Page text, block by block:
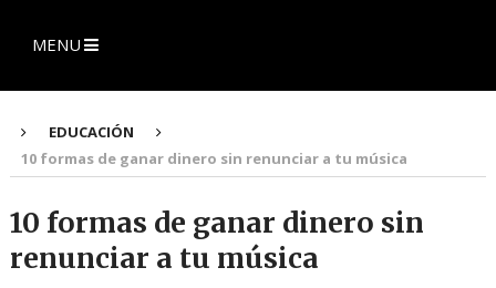
MENU
EDUCACIÓN
10 formas de ganar dinero sin renunciar a tu música
10 formas de ganar dinero sin
renunciar a tu música